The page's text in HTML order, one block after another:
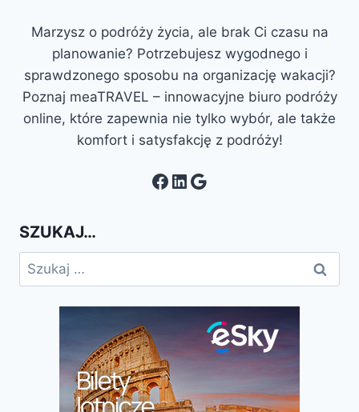
Marzysz o podróży życia, ale brak Ci czasu na
planowanie? Potrzebujesz wygodnego i
sprawdzonego sposobu na organizację wakacji?
Poznaj meaTRAVEL – innowacyjne biuro podróży
online, które zapewnia nie tylko wybór, ale także
komfort i satysfakcję z podróży!
Facebook
LinkedIn
Google
SZUKAJ…
Szukaj: